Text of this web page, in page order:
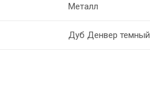
Металл
Дуб Денвер темный